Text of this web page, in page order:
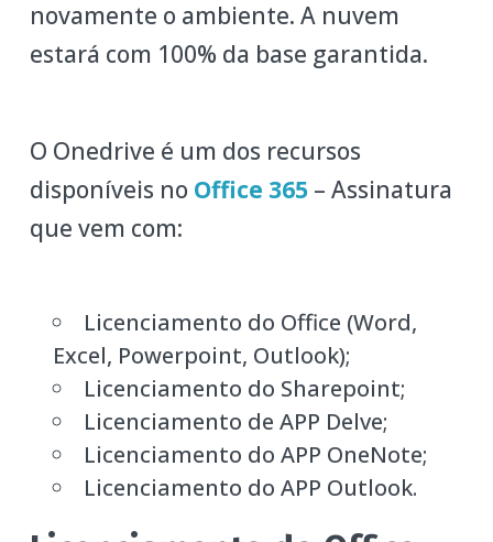
novamente o ambiente. A nuvem
estará com 100% da base garantida.
O Onedrive é um dos recursos
disponíveis no Office 365– Assinatura
que vem com:
Licenciamento do Office (Word,
Excel, Powerpoint, Outlook);
Licenciamento do Sharepoint;
Licenciamento de APP Delve;
Licenciamento do APP OneNote;
Licenciamento do APP Outlook.